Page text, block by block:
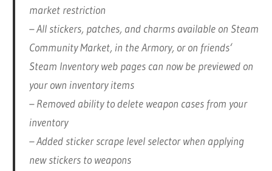
market restriction
– All stickers, patches, and charms available on Steam
Community Market, in the Armory, or on friends‘
Steam Inventory web pages can now be previewed on
your own inventory items
– Removed ability to delete weapon cases from your
inventory
– Added sticker scrape level selector when applying
new stickers to weapons